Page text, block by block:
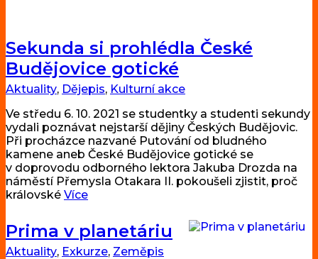
Sekunda si prohlédla České
Budějovice gotické
Aktuality, Dějepis, Kulturní akce
Ve středu 6. 10. 2021 se studentky a studenti sekundy
vydali poznávat nejstarší dějiny Českých Budějovic.
Při procházce nazvané Putování od bludného
kamene aneb České Budějovice gotické se
v doprovodu odborného lektora Jakuba Drozda na
náměstí Přemysla Otakara II. pokoušeli zjistit, proč
královské Více
Prima v planetáriu
Aktuality, Exkurze, Zeměpis